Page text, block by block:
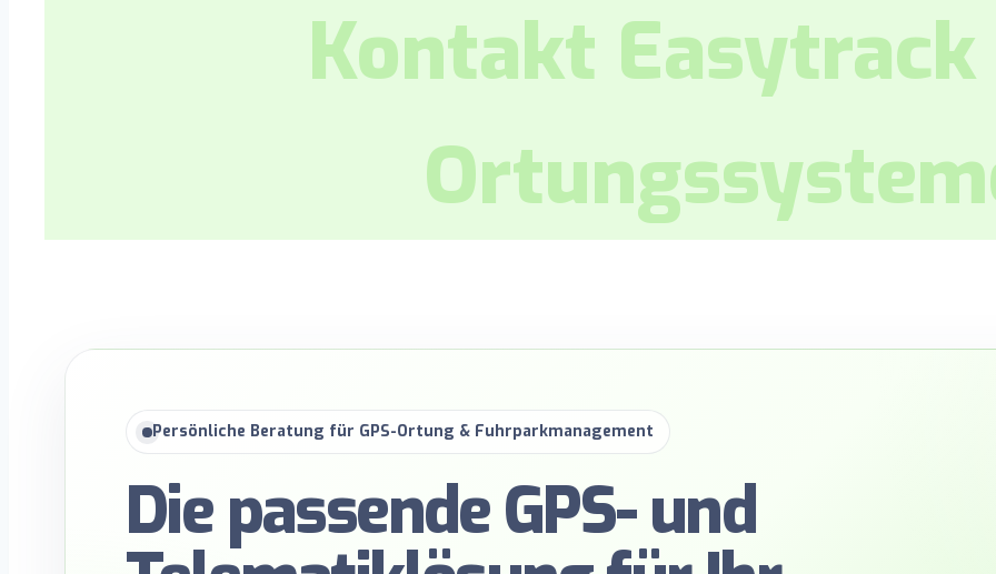
Kontakt Easytrack
Persönliche Beratung für GPS-Ortung & Fuhrparkmanagement
Die passende GPS- und